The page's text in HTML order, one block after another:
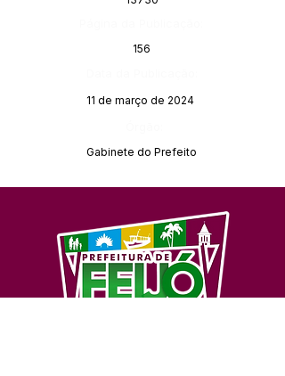
156
11 de março de 2024
Gabinete do Prefeito